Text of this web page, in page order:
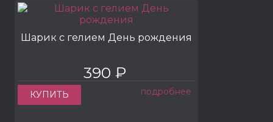
Шарик с гелием День рождения
390 ₽
КУПИТЬ подробнее